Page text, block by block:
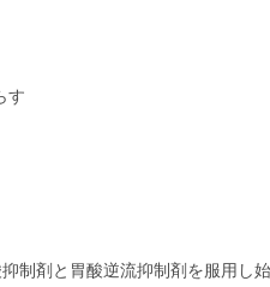
す
制剤と胃酸逆流抑制剤を服用し